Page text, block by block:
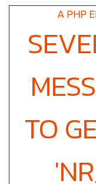
A PHP
TO